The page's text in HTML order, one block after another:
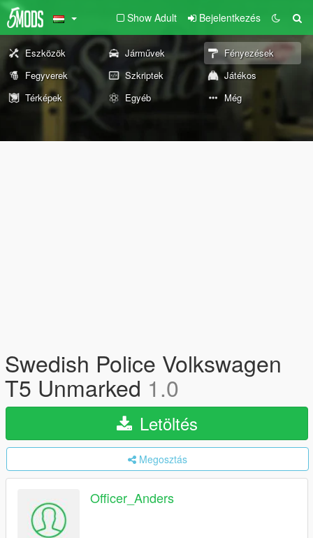
Show Adult Bejelentkezés
Eszközök Járművek
Fényezések
Fegyverek
Szkriptek
Játékos
Térképek
Egyéb Még
Swedish Police Volkswagen
T5 Unmarked 1.0
Letöltés
Megosztás
Officer_Anders